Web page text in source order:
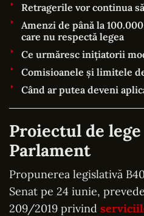
Retragerile vor continua
Amenzi de până la
care nu respectă legea
Ce urmăresc inițiatorii
Comisioanele și limitele
Când ar putea deveni
Proiectul de
Parlament
Propunerea legislativă
Senat pe 24 iunie,
209/2019 privind